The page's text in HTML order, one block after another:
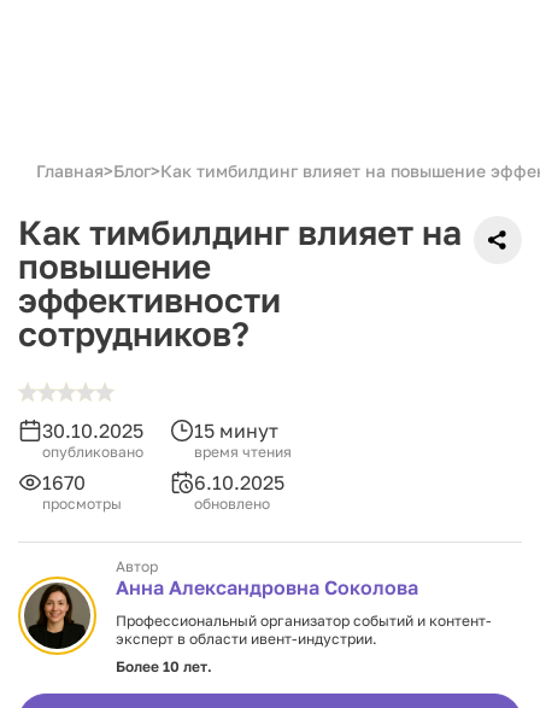
Главная>Блог>Как тимбилдинг влияет на повышение
Как тимбилдинг влияет на
повышение
эффективности
сотрудников?
30.10.2025
опубликовано
15 минут
время чтения
1670
просмотры
6.10.2025
обновлено
Автор
Анна Александровна Соколова
Профессиональный организатор событий и контент-
эксперт в области ивент-индустрии.
Более 10 лет.